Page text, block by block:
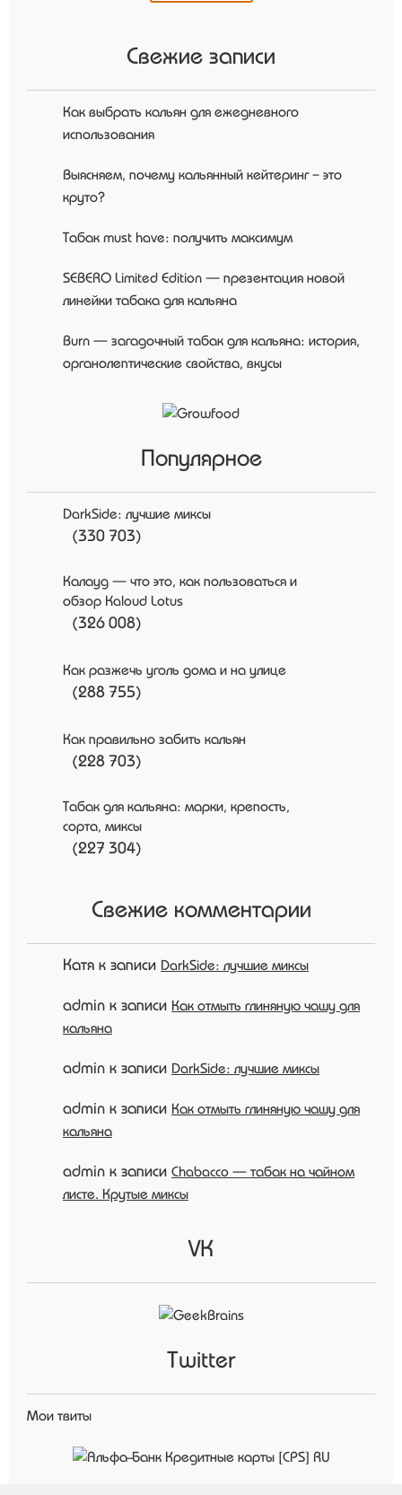
Свежие записи
Как выбрать кальян для ежедневного
использования
Выясняем, почему кальянный кейтеринг – это
круто?
Табак must have: получить максимум
SEBERO Limited Edition — презентация новой
линейки табака для кальяна
Burn — загадочный табак для кальяна: история,
органолептические свойства, вкусы
Популярное
DarkSide: лучшие миксы
(330 703)
Калауд — что это, как пользоваться и
обзор Kaloud Lotus
(326 008)
Как разжечь уголь дома и на улице
(288 755)
Как правильно забить кальян
(228 703)
Табак для кальяна: марки, крепость,
сорта, миксы
(227 304)
Свежие комментарии
Катя к записи DarkSide: лучшие миксы
admin к записи Как отмыть глиняную чашу для
кальяна
admin к записи DarkSide: лучшие миксы
admin к записи Как отмыть глиняную чашу для
кальяна
admin к записи Chabacco — табак на чайном
листе. Крутые миксы
VK
Twitter
Мои твиты